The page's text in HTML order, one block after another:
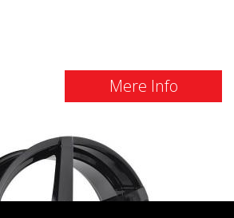
Mere Info